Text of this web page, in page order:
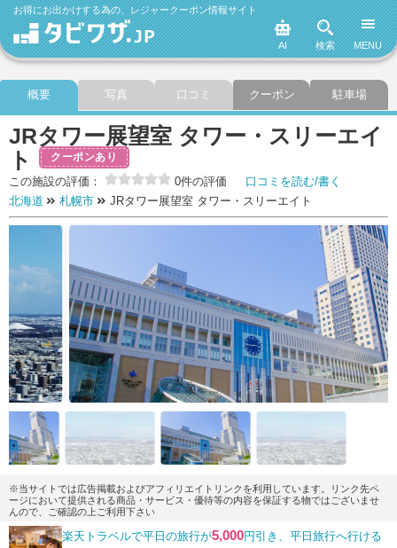
お得にお出かけする為の、レジャークーポン情報サイト
AI 検索 MENU
概要 写真 口コミ クーポン 駐車場
JRタワー展望室 タワー・スリーエイ
ト
クーポンあり
この施設の評価：
0件の評価
口コミを読む/書く
北海道
札幌市 JRタワー展望室 タワー・スリーエイト
※当サイトでは広告掲載およびアフィリエイトリンクを利用しています。リンク先ペ
ージにおいて提供される商品・サービス・優待等の内容を保証する物ではございませ
んので、ご確認の上ご利用下さい
楽天トラベルで平日の旅行が5,000円引き、平日旅行へ行ける